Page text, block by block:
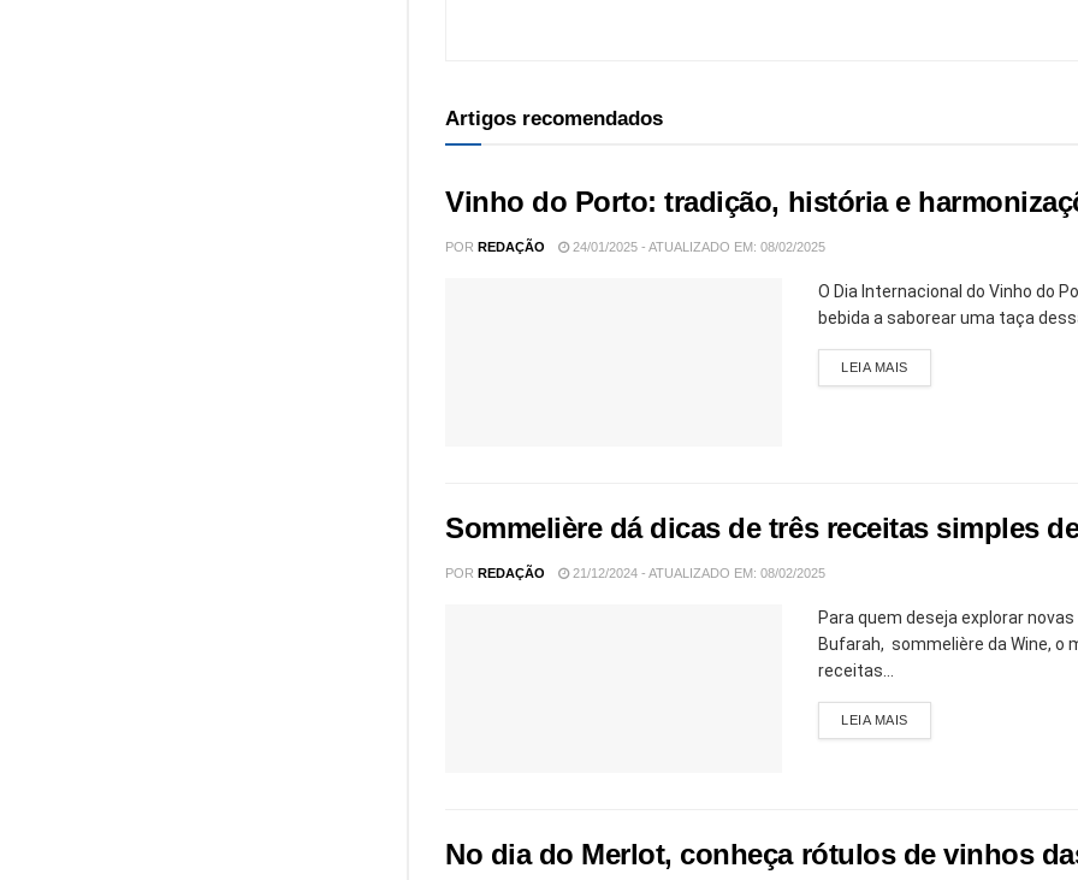
Artigos recomendados
Vinho do Porto: tradição, história e
POR REDAÇÃO 24/01/2025 - ATUALIZADO EM: 08/02/2025
O Dia Internacional do Vinho do
bebida a saborear uma taça
LEIA MAIS
Sommelière dá dicas de três receitas simples
POR REDAÇÃO 21/12/2024 - ATUALIZADO EM: 08/02/2025
Para quem deseja explorar
Bufarah, sommelière da Wine, o
receitas...
LEIA MAIS
No dia do Merlot, conheça rótulos de vinhos